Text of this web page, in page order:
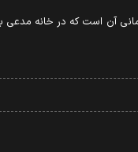
آن است که در خانه